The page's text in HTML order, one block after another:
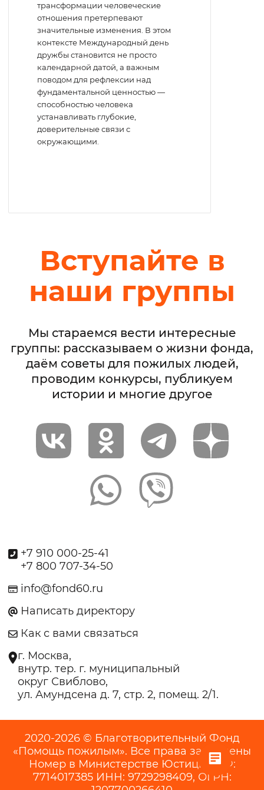
трансформации человеческие
отношения претерпевают
значительные изменения. В этом
контексте Международный день
дружбы становится не просто
календарной датой, а важным
поводом для рефлексии над
фундаментальной ценностью —
способностью человека
устанавливать глубокие,
доверительные связи с
окружающими.
Вступайте в
наши группы
Мы стараемся вести интересные
группы: рассказываем о жизни фонда,
даём советы для пожилых людей,
проводим конкурсы, публикуем
истории и многие другое
+7 910 000-25-41
+7 800 707-34-50
info@fond60.ru
Написать директору
Как с вами связаться
г. Москва,
внутр. тер. г. муниципальный
округ Свиблово,
ул. Амундсена д. 7, стр. 2, помещ. 2/1.
2020-2026 © Благотворительный Фонд
«Помощь пожилым». Все права защищены
Номер в Министерстве Юстиции РФ:
7714017385 ИНН: 9729298409, ОГРН: